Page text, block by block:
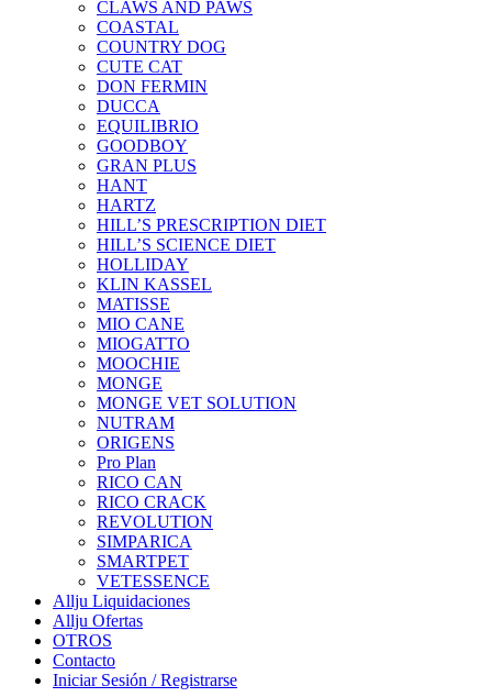
CLAWS AND PAWS
COASTAL
COUNTRY DOG
CUTE CAT
DON FERMIN
DUCCA
EQUILIBRIO
GOODBOY
GRAN PLUS
HANT
HARTZ
HILL’S PRESCRIPTION DIET
HILL’S SCIENCE DIET
HOLLIDAY
KLIN KASSEL
MATISSE
MIO CANE
MIOGATTO
MOOCHIE
MONGE
MONGE VET SOLUTION
NUTRAM
ORIGENS
Pro Plan
RICO CAN
RICO CRACK
REVOLUTION
SIMPARICA
SMARTPET
VETESSENCE
Allju Liquidaciones
Allju Ofertas
OTROS
Contacto
Iniciar Sesión / Registrarse